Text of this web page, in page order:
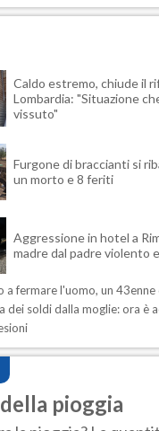
Caldo estremo, chiude il
Lombardia: "Situazione
vissuto"
Furgone di braccianti si
un morto e 8 feriti
Aggressione in hotel a
madre dal padre violento
a fermare l'uomo, un 43enne
dei soldi dalla moglie: ora è
pioggia